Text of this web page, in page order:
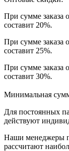
При сумме заказа
составит 20%.
При сумме заказа
составит 25%.
При сумме заказа
составит 30%.
Минимальная
Для постоянных
действуют
Наши менеджеры
рассчитают